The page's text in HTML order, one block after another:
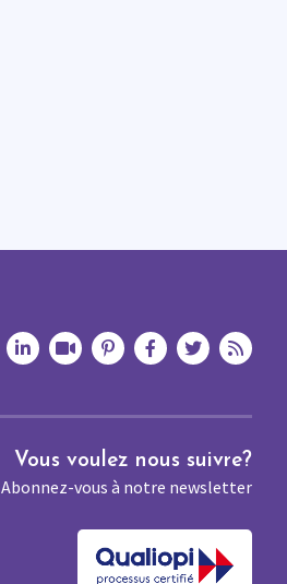
Vous voulez nous suivre?
Abonnez-vous à notre newsletter